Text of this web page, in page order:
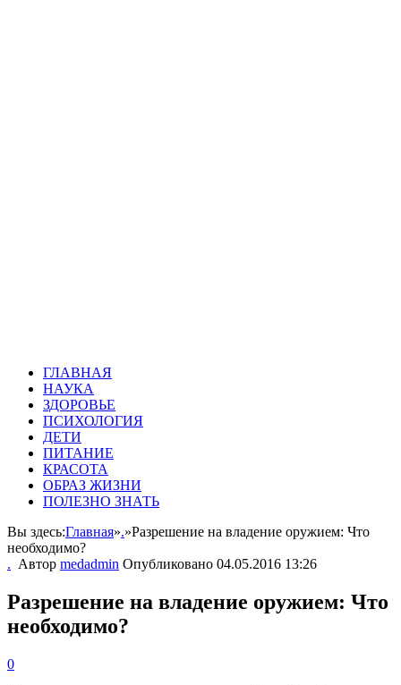
ГЛАВНАЯ
НАУКА
ЗДОРОВЬЕ
ПСИХОЛОГИЯ
ДЕТИ
ПИТАНИЕ
КРАСОТА
ОБРАЗ ЖИЗНИ
ПОЛЕЗНО ЗНАТЬ
Вы здесь:Главная».»Разрешение на владение оружием: Что
необходимо?
. Автор medadmin Опубликовано 04.05.2016 13:26
Разрешение на владение оружием: Что
необходимо?
0